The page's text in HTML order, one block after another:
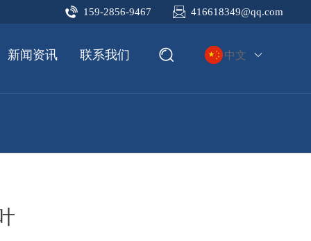
159-2856-9467 416618349@qq.com
新闻资讯 联系我们 中文